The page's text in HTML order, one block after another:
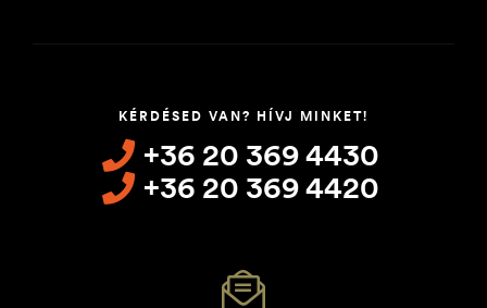
KÉRDÉSED VAN? HÍVJ MINKET!
+36 20 369 4430
+36 20 369 4420